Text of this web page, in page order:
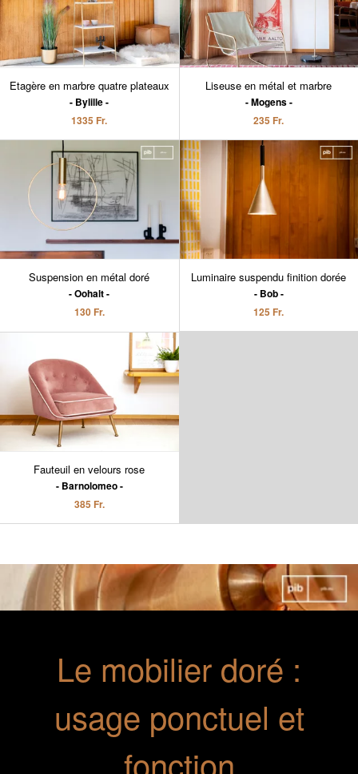
Etagère en marbre quatre plateaux
Bylille
1335 Fr.
Liseuse en métal et marbre
Mogens
235 Fr.
Suspension en métal doré
Oohalt
130 Fr.
Luminaire suspendu finition dorée
Bob
125 Fr.
Fauteuil en velours rose
Barnolomeo
385 Fr.
Le mobilier doré :
usage ponctuel et
fonction